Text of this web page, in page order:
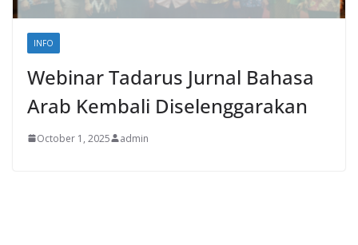
INFO
Webinar Tadarus Jurnal Bahasa
Arab Kembali Diselenggarakan
October 1, 2025 admin